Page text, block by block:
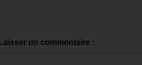
Laisser un commentaire :